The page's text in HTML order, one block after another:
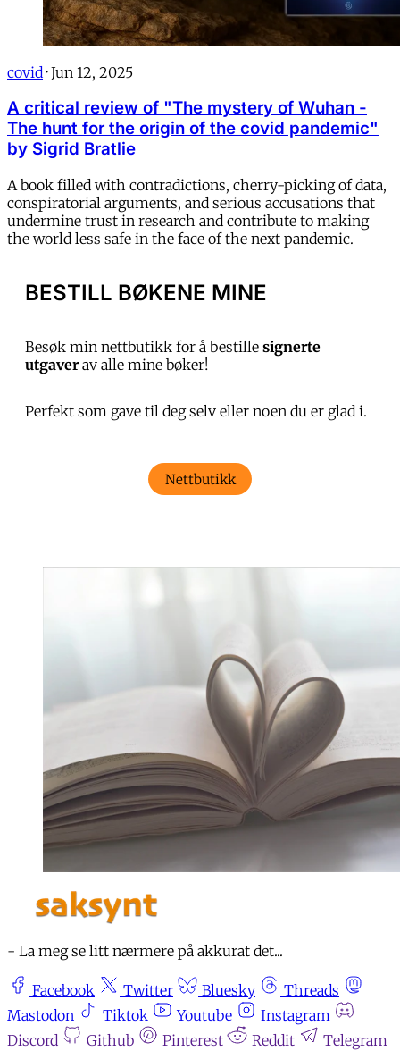
covid · Jun 12, 2025
A critical review of "The mystery of Wuhan -
The hunt for the origin of the covid pandemic"
by Sigrid Bratlie
A book filled with contradictions, cherry-picking of data,
conspiratorial arguments, and serious accusations that
undermine trust in research and contribute to making
the world less safe in the face of the next pandemic.
BESTILL BØKENE MINE
Besøk min nettbutikk for å bestille signerte
utgaverav alle mine bøker!
Perfekt som gave til deg selv eller noen du er glad i.
Nettbutikk
- La meg se litt nærmere på akkurat det...
Facebook Twitter Bluesky
Threads
Mastodon
Tiktok Youtube
Instagram
Discord
Github Pinterest Reddit
Telegram